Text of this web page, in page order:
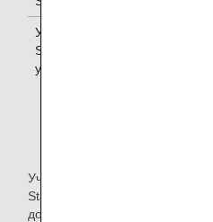
Участники
Star Alliance
уровня Gold
Вы можете
Участники программы
Star Alliance могут
доступе в зал ожидания